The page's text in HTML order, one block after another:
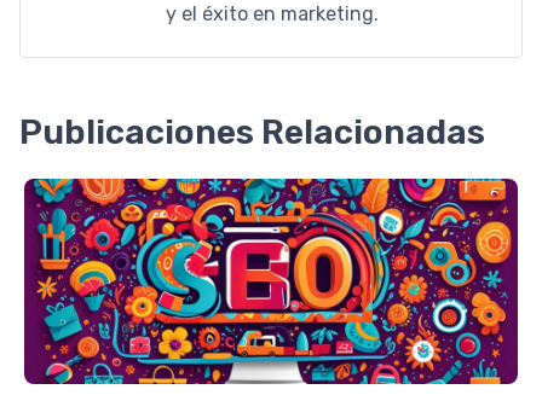
y el éxito en marketing.
Publicaciones Relacionadas